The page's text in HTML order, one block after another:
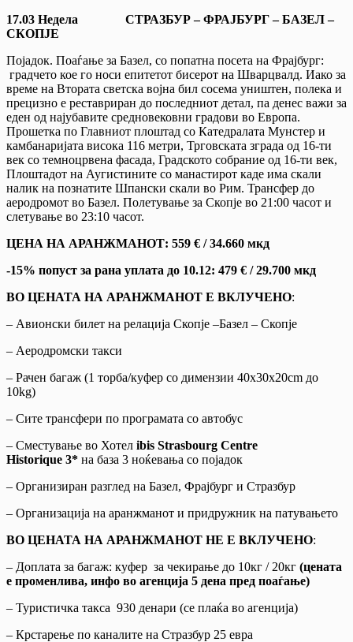
17.03 Недела СТРАЗБУР – ФРАЈБУРГ – БАЗЕЛ –
СКОПЈЕ
Појадок. Поаѓање за Базел, со попатна посета на Фрајбург:
градчето кое го носи епитетот бисерот на Шварцвалд. Иако за
време на Втората светска војна бил сосема уништен, полека и
прецизно е реставриран до последниот детал, па денес важи за
еден од најубавите средновековни градови во Европа.
Прошетка по Главниот плоштад со Катедралата Мунстер и
камбанаријата висока 116 метри, Трговската зграда од 16-ти
век со темноцрвена фасада, Градското собрание од 16-ти век,
Плоштадот на Аугистините со манастирот каде има скали
налик на познатите Шпански скали во Рим. Трансфер до
аеродромот во Базел. Полетување за Скопје во 21:00 часот и
слетување во 23:10 часот.
ЦЕНА НА АРАНЖМАНОТ: 559 € / 34.660 мкд
-15% попуст за ранa уплатa до 10.12: 479 € /29.700 мкд
ВО ЦЕНАТА НА АРАНЖМАНОТ Е ВКЛУЧЕНО:
– Авионски билет на релација Скопје –Базел – Скопје
– Аеродромски такси
– Рачен багаж (1 торба/куфер со димензии 40х30х20cm до
10kg)
– Сите трансфери по програмата со автобус
– Сместување во Хотел ibis Strasbourg Centre
Historique 3* на база 3 ноќевања со појадок
– Организиран разглед на Базел, Фрајбург и Стразбур
– Организација на аранжманот и придружник на патувањето
ВО ЦЕНАТА НА АРАНЖМАНОТ НЕ Е ВКЛУЧЕНО:
– Доплата за багаж: куфер за чекирање до 10кг / 20кг (цената
е променлива, инфо во агенција 5 дена пред поаѓање)
– Туристичка такса 930 денари (се плаќа во агенција)
– Крстарење по каналите на Стразбур 25 евра